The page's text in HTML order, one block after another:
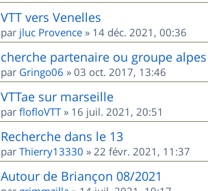
VTT vers Venelles
par jluc Provence » 14 déc. 2021, 00:36
cherche partenaire ou groupe
par Gringo06 » 03 oct. 2017, 13:46
VTTae sur marseille
par flofloVTT» 16 juil. 2021, 20:51
Recherche dans le 13
par Thierry13330 » 22 févr. 2021, 11:37
Autour de Briançon 08/2021